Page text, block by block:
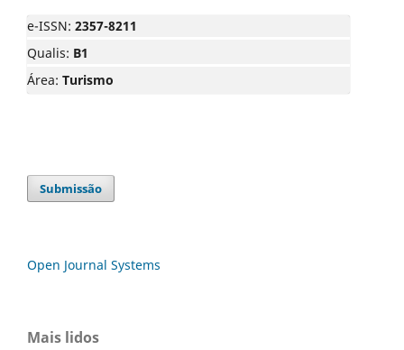
e-ISSN: 2357-8211
Qualis: B1
Área: Turismo
Submissão
Open Journal Systems
Mais lidos